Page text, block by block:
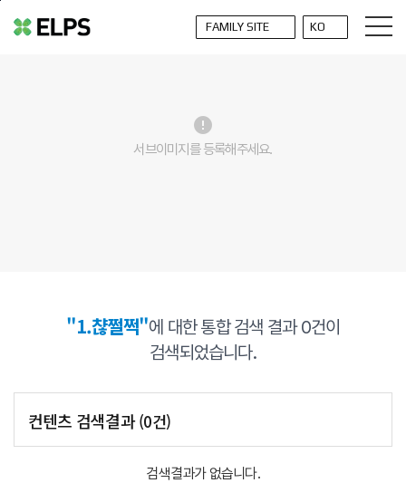
error
서브이미지를 등록해주세요.
"1.챦쩔쩍"에 대한 통합 검색 결과0건이
검색되었습니다.
컨텐츠 검색결과(0건)
검색결과가 없습니다.